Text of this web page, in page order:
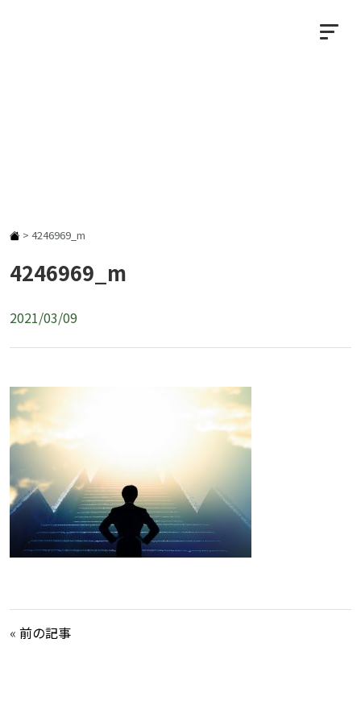
> 4246969_m
4246969_m
2021/03/09
« 前の記事